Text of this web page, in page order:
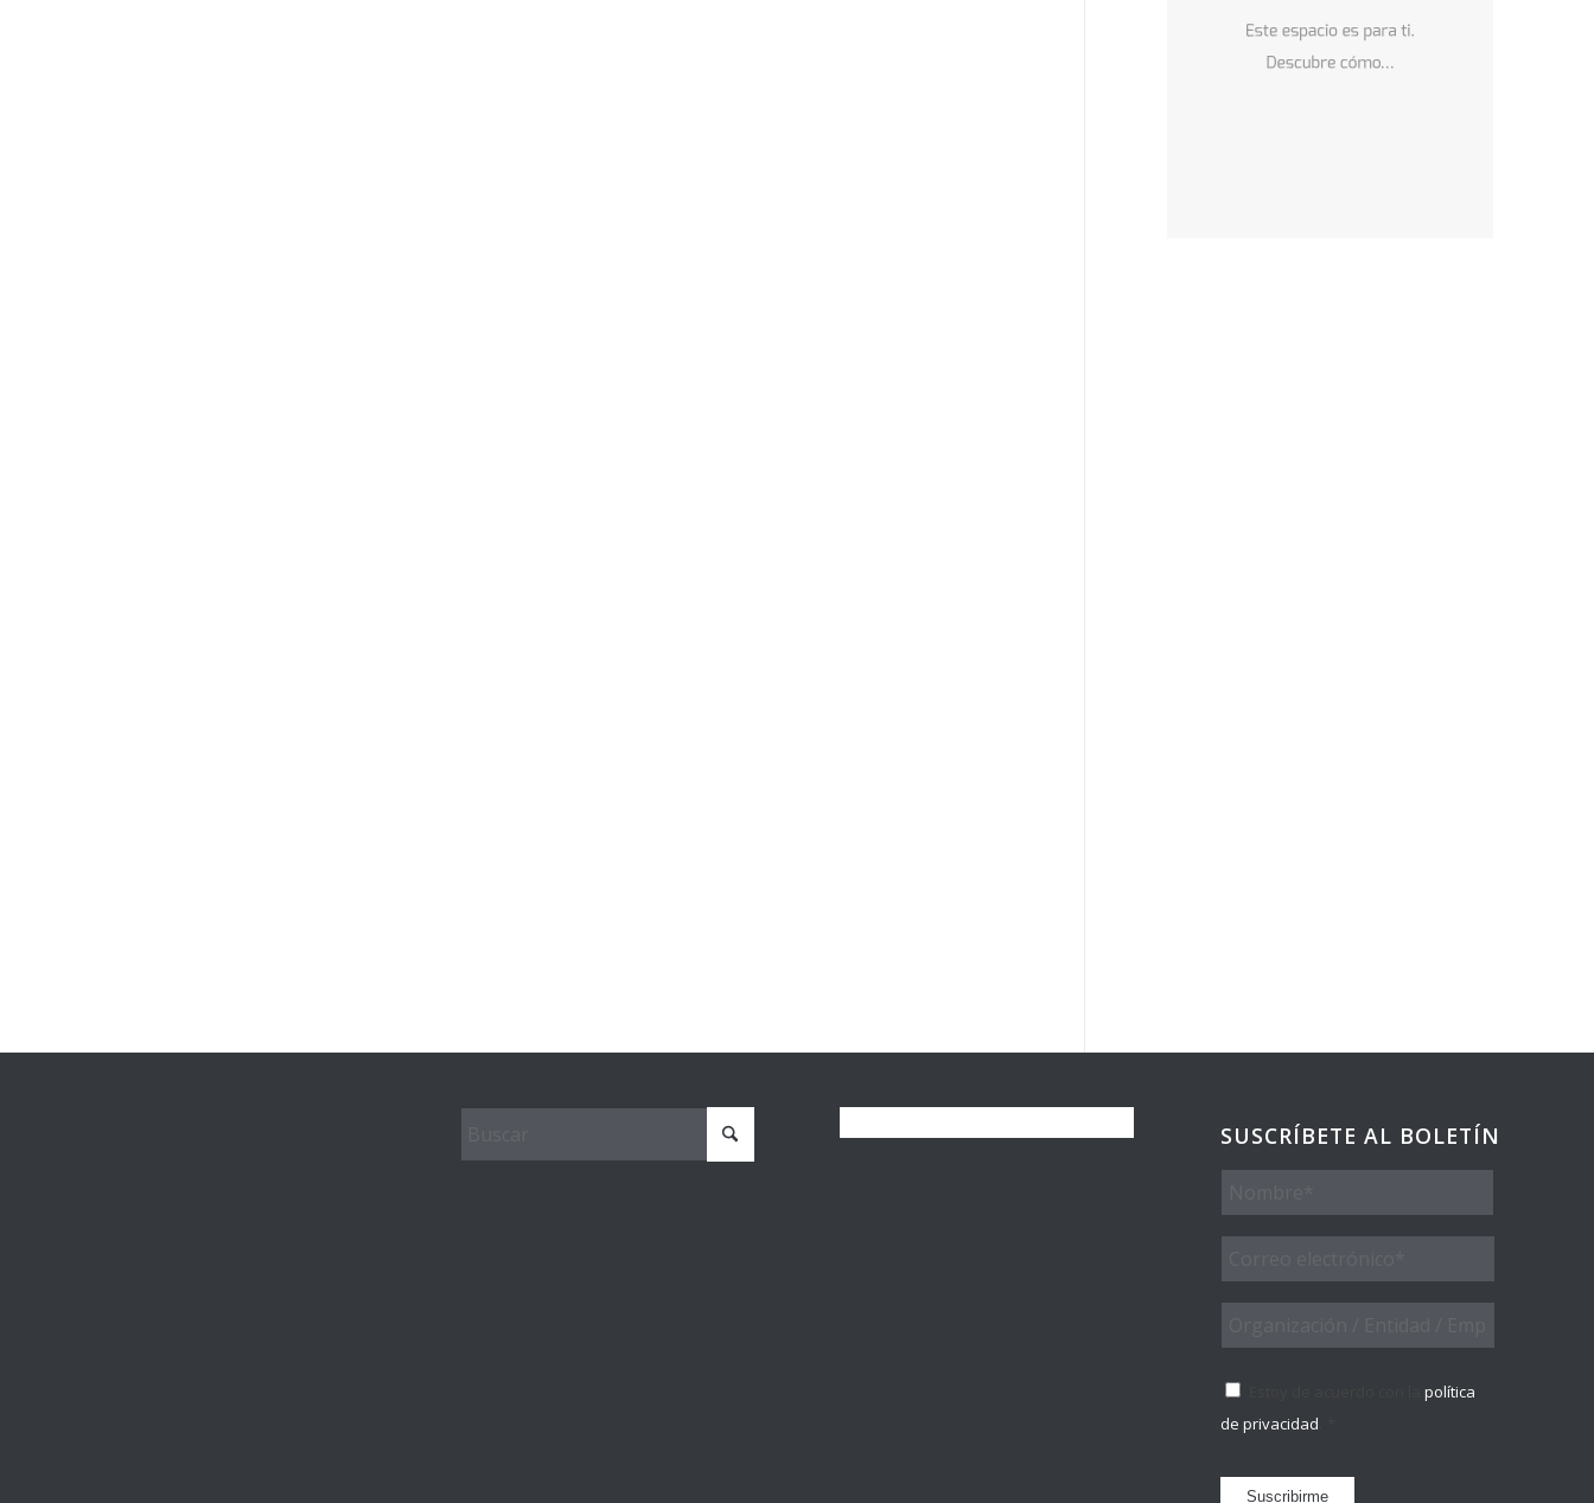
SUSCRÍBETE AL BOLETÍN
/
Empresa
Consentimiento
política
de privacidad
Suscribirme